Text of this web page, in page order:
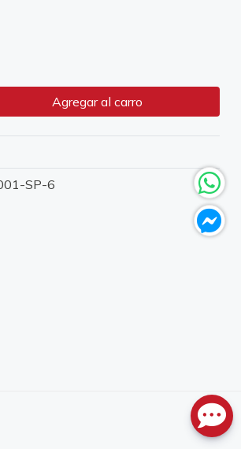
Agregaral carro
SP-6